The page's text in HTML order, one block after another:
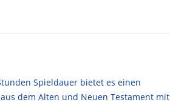
Spieldauer bietet es einen
dem Alten und Neuen Testament mit